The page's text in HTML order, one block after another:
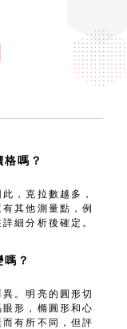
嗎？
，克拉數越多，
其他測量點，例
細分析後確定。
？
。明亮的圓形切
形，橢圓形和心
有所不同，但評